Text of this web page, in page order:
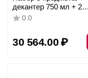
декантер 750 мл + 2
стакана, хрустальное
0.0
30 564.00 ₽